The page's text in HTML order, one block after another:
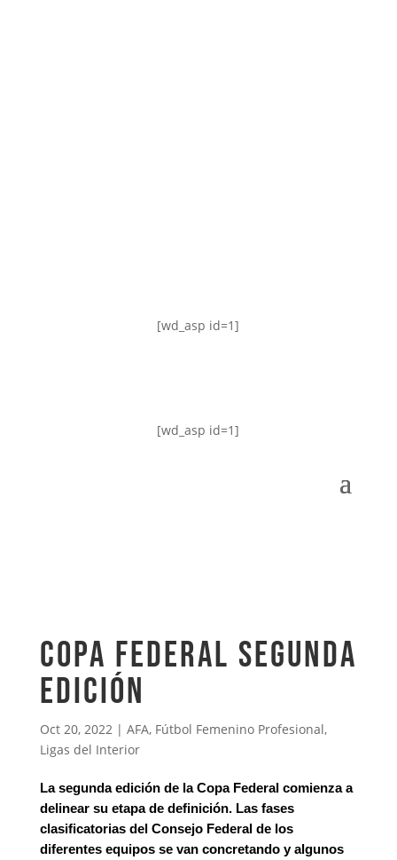
[wd_asp id=1]
[wd_asp id=1]
Copa Federal segunda
edición
Oct 20, 2022| AFA, Fútbol Femenino Profesional,
Ligas del Interior
La segunda edición de la Copa Federal comienza a
delinear su etapa de definición. Las fases
clasificatorias del Consejo Federal de los
diferentes equipos se van concretando y algunos